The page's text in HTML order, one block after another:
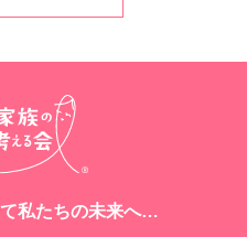
私たちの未来へ…